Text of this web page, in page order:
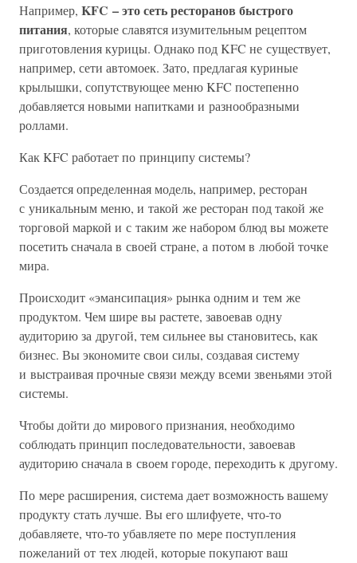
Например, KFC – это сеть ресторанов быстрого
питания, которые славятся изумительным рецептом
приготовления курицы. Однако под KFC не существует,
например, сети автомоек. Зато, предлагая куриные
крылышки, сопутствующее меню KFC постепенно
добавляется новыми напитками и разнообразными
роллами.
Как KFC работает по принципу системы?
Создается определенная модель, например, ресторан
с уникальным меню, и такой же ресторан под такой же
торговой маркой и с таким же набором блюд вы можете
посетить сначала в своей стране, а потом в любой точке
мира.
Происходит «эмансипация» рынка одним и тем же
продуктом. Чем шире вы растете, завоевав одну
аудиторию за другой, тем сильнее вы становитесь, как
бизнес. Вы экономите свои силы, создавая систему
и выстраивая прочные связи между всеми звеньями этой
системы.
Чтобы дойти до мирового признания, необходимо
соблюдать принцип последовательности, завоевав
аудиторию сначала в своем городе, переходить к другому.
По мере расширения, система дает возможность вашему
продукту стать лучше. Вы его шлифуете, что-то
добавляете, что-то убавляете по мере поступления
пожеланий от тех людей, которые покупают ваш